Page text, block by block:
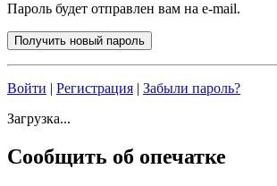
Пароль будет отправлен вам на e-mail.
Войти | Регистрация | Забыли пароль?
Загрузка...
Сообщить об опечатке